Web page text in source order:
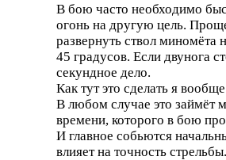
В бою часто необходимо
огонь на другую цель.
развернуть ствол миномёта
45 градусов. Если двунога
секундное дело.
Как тут это сделать я
В любом случае это займёт
времени, которого в бою
И главное собьются
влияет на точность стрельбы.